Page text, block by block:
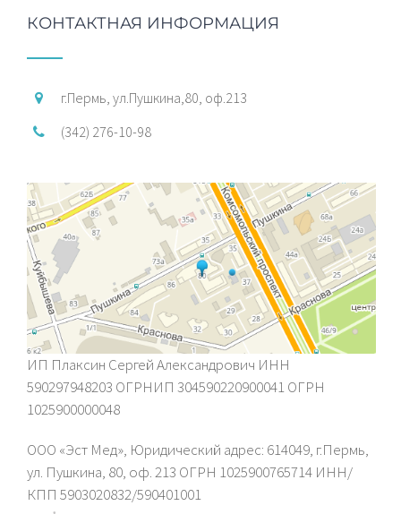
КОНТАКТНАЯ ИНФОРМАЦИЯ
г.Пермь, ул.Пушкина,80, оф.213
(342) 276-10-98
ИП Плаксин Сергей Александрович ИНН
590297948203 ОГРНИП 304590220900041 ОГРН
1025900000048
ООО «Эст Мед», Юридический адрес: 614049, г.Пермь,
ул. Пушкина, 80, оф. 213 ОГРН 1025900765714 ИНН/
КПП 5903020832/590401001